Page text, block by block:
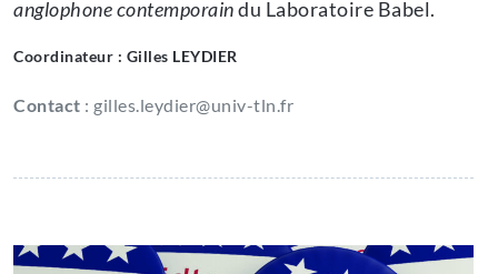
anglophone contemporaindu Laboratoire Babel.
Coordinateur : Gilles LEYDIER
Contact : gilles.leydier@univ-tln.fr